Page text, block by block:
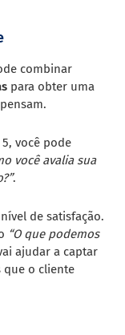
combinar
para obter uma
você pode
você avalia sua
.
de satisfação.
“O que podemos
ajudar a captar
que o cliente